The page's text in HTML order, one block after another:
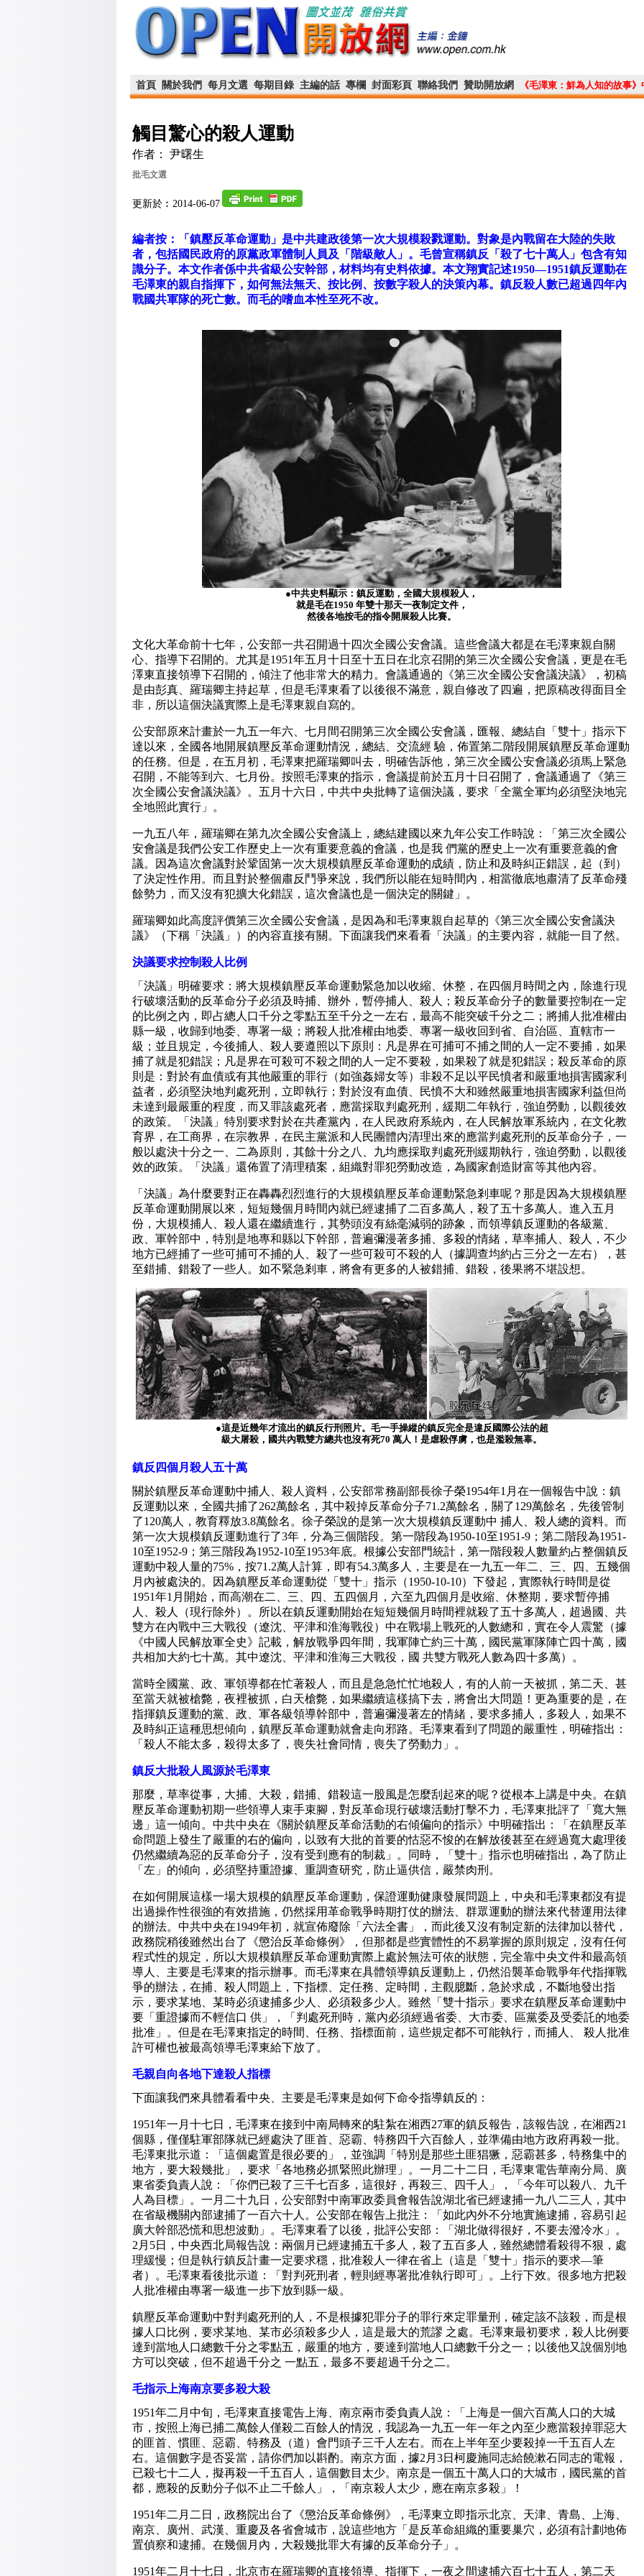
首頁 關於我們 每月文選 每期目錄 主編的話 專欄 封面彩頁 聯絡我們 贊助開放網 《毛澤東：鮮為人知的故事
觸目驚心的殺人運動
作者： 尹曙生
批毛文選
更新於︰2014-06-07
編者按：「鎮壓反革命運動」是中共建政後第一次大規模殺戮運動。對象是內戰留在大陸的失敗
者，包括國民政府的原黨政軍體制人員及「階級敵人」。毛曾宣稱鎮反「殺了七十萬人」包含有知
識分子。本文作者係中共省級公安幹部，材料均有史料依據。本文翔實記述1950—1951鎮反運動在
毛澤東的親自指揮下，如何無法無天、按比例、按數字殺人的決策內幕。鎮反殺人數已超過四年內
戰國共軍隊的死亡數。而毛的嗜血本性至死不改。
●中共史料顯示：鎮反運動，全國大規模殺人，
就是毛在1950 年雙十那天一夜制定文件，
然後各地按毛的指令開展殺人比賽。
文化大革命前十七年，公安部一共召開過十四次全國公安會議。這些會議大都是在毛澤東親自關
心、指導下召開的。尤其是1951年五月十日至十五日在北京召開的第三次全國公安會議，更是在毛
澤東直接領導下召開的，傾注了他非常大的精力。會議通過的《第三次全國公安會議決議》，初稿
是由彭真、羅瑞卿主持起草，但是毛澤東看了以後很不滿意，親自修改了四遍，把原稿改得面目全
非，所以這個決議實際上是毛澤東親自寫的。
公安部原來計畫於一九五一年六、七月間召開第三次全國公安會議，匯報、總結自「雙十」指示下
達以來，全國各地開展鎮壓反革命運動情況，總結、交流經 驗，佈置第二階段開展鎮壓反革命運動
的任務。但是，在五月初，毛澤東把羅瑞卿叫去，明確告訴他，第三次全國公安會議必須馬上緊急
召開，不能等到六、七月份。按照毛澤東的指示，會議提前於五月十日召開了，會議通過了《第三
次全國公安會議決議》。五月十六日，中共中央批轉了這個決議，要求「全黨全軍均必須堅決地完
全地照此實行」。
一九五八年，羅瑞卿在第九次全國公安會議上，總結建國以來九年公安工作時說：「第三次全國公
安會議是我們公安工作歷史上一次有重要意義的會議，也是我 們黨的歷史上一次有重要意義的會
議。因為這次會議對於鞏固第一次大規模鎮壓反革命運動的成績，防止和及時糾正錯誤，起（到）
了決定性作用。而且對於整個肅反鬥爭來說，我們所以能在短時間內，相當徹底地肅清了反革命殘
餘勢力，而又沒有犯擴大化錯誤，這次會議也是一個決定的關鍵」。
羅瑞卿如此高度評價第三次全國公安會議，是因為和毛澤東親自起草的《第三次全國公安會議決
議》（下稱「決議」）的內容直接有關。下面讓我們來看看「決議」的主要內容，就能一目了然。
決議要求控制殺人比例
「決議」明確要求：將大規模鎮壓反革命運動緊急加以收縮、休整，在四個月時間之內，除進行現
行破壞活動的反革命分子必須及時捕、辦外，暫停捕人、殺人；殺反革命分子的數量要控制在一定
的比例之內，即占總人口千分之零點五至千分之一左右，最高不能突破千分之二；將捕人批准權由
縣一級，收歸到地委、專署一級；將殺人批准權由地委、專署一級收回到省、自治區、直轄市一
級；並且規定，今後捕人、殺人要遵照以下原則：凡是界在可捕可不捕之間的人一定不要捕，如果
捕了就是犯錯誤；凡是界在可殺可不殺之間的人一定不要殺，如果殺了就是犯錯誤；殺反革命的原
則是：對於有血債或有其他嚴重的罪行（如強姦婦女等）非殺不足以平民憤者和嚴重地損害國家利
益者，必須堅決地判處死刑，立即執行；對於沒有血債、民憤不大和雖然嚴重地損害國家利益但尚
未達到最嚴重的程度，而又罪該處死者，應當採取判處死刑，緩期二年執行，強迫勞動，以觀後效
的政策。「決議」特別要求對於在共產黨內，在人民政府系統內，在人民解放軍系統內，在文化教
育界，在工商界，在宗教界，在民主黨派和人民團體內清理出來的應當判處死刑的反革命分子，一
般以處決十分之一、二為原則，其餘十分之八、九均應採取判處死刑緩期執行，強迫勞動，以觀後
效的政策。「決議」還佈置了清理積案，組織對罪犯勞動改造，為國家創造財富等其他內容。
「決議」為什麼要對正在轟轟烈烈進行的大規模鎮壓反革命運動緊急剎車呢？那是因為大規模鎮壓
反革命運動開展以來，短短幾個月時間內就已經逮捕了二百多萬人，殺了五十多萬人。進入五月
份，大規模捕人、殺人還在繼續進行，其勢頭沒有絲毫減弱的跡象，而領導鎮反運動的各級黨、
政、軍幹部中，特別是地專和縣以下幹部，普遍彌漫著多捕、多殺的情緒，草率捕人、殺人，不少
地方已經捕了一些可捕可不捕的人、殺了一些可殺可不殺的人（據調查均約占三分之一左右），甚
至錯捕、錯殺了一些人。如不緊急剎車，將會有更多的人被錯捕、錯殺，後果將不堪設想。
●這是近幾年才流出的鎮反行刑照片。毛一手操縱的鎮反完全是違反國際公法的超
級大屠殺，國共內戰雙方總共也沒有死70 萬人！是虐殺俘虜，也是濫殺無辜。
鎮反四個月殺人五十萬
關於鎮壓反革命運動中捕人、殺人資料，公安部常務副部長徐子榮1954年1月在一個報告中說：鎮
反運動以來，全國共捕了262萬餘名，其中殺掉反革命分子71.2萬餘名，關了129萬餘名，先後管制
了120萬人，教育釋放3.8萬餘名。徐子榮說的是第一次大規模鎮反運動中 捕人、殺人總的資料。而
第一次大規模鎮反運動進行了3年，分為三個階段。第一階段為1950-10至1951-9；第二階段為1951-
10至1952-9；第三階段為1952-10至1953年底。根據公安部門統計，第一階段殺人數量約占整個鎮反
運動中殺人量的75%，按71.2萬人計算，即有54.3萬多人，主要是在一九五一年二、三、四、五幾個
月內被處決的。因為鎮壓反革命運動從「雙十」指示（1950-10-10）下發起，實際執行時間是從
1951年1月開始，而高潮在二、三、四、五四個月，六至九四個月是收縮、休整期，要求暫停捕
人、殺人（現行除外）。所以在鎮反運動開始在短短幾個月時間裡就殺了五十多萬人，超過國、共
雙方在內戰中三大戰役（遼沈、平津和淮海戰役）中在戰場上戰死的人數總和，實在令人震驚（據
《中國人民解放軍全史》記載，解放戰爭四年間，我軍陣亡約三十萬，國民黨軍隊陣亡四十萬，國
共相加大約七十萬。其中遼沈、平津和淮海三大戰役，國 共雙方戰死人數為四十多萬）。
當時全國黨、政、軍領導都在忙著殺人，而且是急急忙忙地殺人，有的人前一天被抓，第二天、甚
至當天就被槍斃，夜裡被抓，白天槍斃，如果繼續這樣搞下去，將會出大問題！更為重要的是，在
指揮鎮反運動的黨、政、軍各級領導幹部中，普遍彌漫著左的情緒，要求多捕人，多殺人，如果不
及時糾正這種思想傾向，鎮壓反革命運動就會走向邪路。毛澤東看到了問題的嚴重性，明確指出：
「殺人不能太多，殺得太多了，喪失社會同情，喪失了勞動力」。
鎮反大批殺人風源於毛澤東
那麼，草率從事，大捕、大殺，錯捕、錯殺這一股風是怎麼刮起來的呢？從根本上講是中央。在鎮
壓反革命運動初期一些領導人束手束腳，對反革命現行破壞活動打擊不力，毛澤東批評了「寬大無
邊」這一傾向。中共中央在《關於鎮壓反革命活動的右傾偏向的指示》中明確指出：「在鎮壓反革
命問題上發生了嚴重的右的偏向，以致有大批的首要的怙惡不悛的在解放後甚至在經過寬大處理後
仍然繼續為惡的反革命分子，沒有受到應有的制裁」。同時，「雙十」指示也明確指出，為了防止
「左」的傾向，必須堅持重證據、重調查研究，防止逼供信，嚴禁肉刑。
在如何開展這樣一場大規模的鎮壓反革命運動，保證運動健康發展問題上，中央和毛澤東都沒有提
出過操作性很強的有效措施，仍然採用革命戰爭時期打仗的辦法、群眾運動的辦法來代替運用法律
的辦法。中共中央在1949年初，就宣佈廢除「六法全書」，而此後又沒有制定新的法律加以替代，
政務院稍後雖然出台了《懲治反革命條例》，但那都是些實體性的不易掌握的原則規定，沒有任何
程式性的規定，所以大規模鎮壓反革命運動實際上處於無法可依的狀態，完全靠中央文件和最高領
導人、主要是毛澤東的指示辦事。而毛澤東在具體領導鎮反運動上，仍然沿襲革命戰爭年代指揮戰
爭的辦法，在捕、殺人問題上，下指標、定任務、定時間，主觀臆斷，急於求成，不斷地發出指
示，要求某地、某時必須逮捕多少人、必須殺多少人。雖然「雙十指示」要求在鎮壓反革命運動中
要「重證據而不輕信口 供」，「判處死刑時，黨內必須經過省委、大市委、區黨委及受委託的地委
批准」。但是在毛澤東指定的時間、任務、指標面前，這些規定都不可能執行，而捕人、 殺人批准
許可權也被最高領導毛澤東給下放了。
毛親自向各地下達殺人指標
下面讓我們來具體看看中央、主要是毛澤東是如何下命令指導鎮反的：
1951年一月十七日，毛澤東在接到中南局轉來的駐紮在湘西27軍的鎮反報告，該報告說，在湘西21
個縣，僅僅駐軍部隊就已經處決了匪首、惡霸、特務四千六百餘人，並準備由地方政府再殺一批。
毛澤東批示道：「這個處置是很必要的」，並強調「特別是那些土匪猖獗，惡霸甚多，特務集中的
地方，要大殺幾批」，要求「各地務必抓緊照此辦理」。一月二十二日，毛澤東電告華南分局、廣
東省委負責人說：「你們已殺了三千七百多，這很好，再殺三、四千人」，「今年可以殺八、九千
人為目標」。一月二十九日，公安部對中南軍政委員會報告說湖北省已經逮捕一九八二三人，其中
在省級機關內部逮捕了一百六十人。公安部在報告上批注：「如此內外不分地實施逮捕，容易引起
廣大幹部恐慌和思想波動」。毛澤東看了以後，批評公安部：「湖北做得很好，不要去潑冷水」。
2月5日，中央西北局報告說：兩個月已經逮捕五千多人，殺了五百多人，雖然總體看殺得不狠，處
理緩慢；但是執行鎮反計畫一定要求穩，批准殺人一律在省上（這是「雙十」指示的要求—筆
者）。毛澤東看後批示道：「對判死刑者，輕則經專署批准執行即可」。上行下效。很多地方把殺
人批准權由專署一級進一步下放到縣一級。
鎮壓反革命運動中對判處死刑的人，不是根據犯罪分子的罪行來定罪量刑，確定該不該殺，而是根
據人口比例，要求某地、某市必須殺多少人，這是最大的荒謬 之處。毛澤東最初要求，殺人比例要
達到當地人口總數千分之零點五，嚴重的地方，要達到當地人口總數千分之一；以後他又說個別地
方可以突破，但不超過千分之 一點五，最多不要超過千分之二。
毛指示上海南京要多殺大殺
1951年二月中旬，毛澤東直接電告上海、南京兩市委負責人說：「上海是一個六百萬人口的大城
市，按照上海已捕二萬餘人僅殺二百餘人的情況，我認為一九五一年一年之內至少應當殺掉罪惡大
的匪首、慣匪、惡霸、特務及（道）會門頭子三千人左右。而在上半年至少要殺掉一千五百人左
右。這個數字是否妥當，請你們加以斟酌。南京方面，據2月3日柯慶施同志給饒漱石同志的電報，
已殺七十二人，擬再殺一千五百人，這個數目太少。南京是一個五十萬人口的大城市，國民黨的首
都，應殺的反動分子似不止二千餘人」，「南京殺人太少，應在南京多殺」！
1951年二月二日，政務院出台了《懲治反革命條例》，毛澤東立即指示北京、天津、青島、上海、
南京、廣州、武漢、重慶及各省會城市，說這些地方「是反革命組織的重要巢穴，必須有計劃地佈
置偵察和逮捕。在幾個月內，大殺幾批罪大有據的反革命分子」。
1951年二月十七日，北京市在羅瑞卿的直接領導、指揮下，一夜之間逮捕六百七十五人，第二天